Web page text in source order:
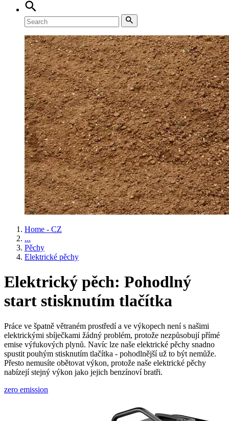
Home - CZ
...
Pěchy
Elektrické pěchy
Elektrický pěch: Pohodlný
start stisknutím tlačítka
Práce ve špatně větraném prostředí a ve výkopech není s našimi
elektrickými sbíječkami žádný problém, protože nezpůsobují přímé
emise výfukových plynů. Navíc lze naše elektrické pěchy snadno
spustit pouhým stisknutím tlačítka - pohodlnější už to být nemůže.
Přesto nemusíte obětovat výkon, protože naše elektrické pěchy
nabízejí stejný výkon jako jejich benzínoví bratři.
zero emission